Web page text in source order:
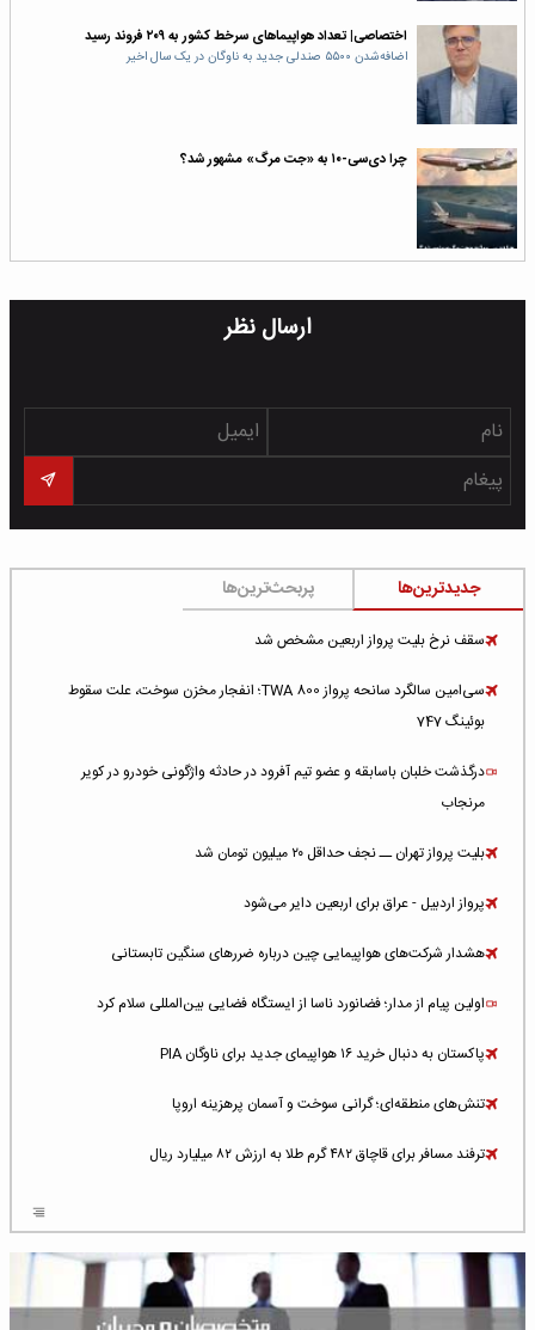
اختصاصی| تعداد هواپیماهای سرخط کشور به ۲۰۹ فروند رسید
اضافه‌شدن ۵۵۰۰ صندلی جدید به ناوگان در یک سال اخیر
چرا دی‌سی-۱۰ به «جت مرگ» مشهور شد؟
ارسال نظر
جدیدترین‌ها پربحث‌ترین‌ها
سقف نرخ بلیت پرواز اربعین مشخص شد
سی‌امین سالگرد سانحه پرواز TWA 800؛ انفجار مخزن سوخت، علت سقوط
بوئینگ 747
درگذشت خلبان باسابقه و عضو تیم آفرود در حادثه واژگونی خودرو در کویر
مرنجاب
بلیت پرواز تهران ــ نجف حداقل ۲۰ میلیون تومان شد
پرواز اردبیل - عراق برای اربعین دایر می‌شود
هشدار شرکت‌های هواپیمایی چین درباره ضررهای سنگین تابستانی
اولین پیام از مدار؛ فضانورد ناسا از ایستگاه فضایی بین‌المللی سلام کرد
پاکستان به دنبال خرید ۱۶ هواپیمای جدید برای ناوگان PIA
تنش‌های منطقه‌ای؛ گرانی سوخت و آسمان پرهزینه اروپا
ترفند مسافر برای قاچاق ۴۸۲ گرم طلا به ارزش ۸۲ میلیارد ریال
شلوغ‌ترین فرودگاه‌های اروپا در ۲۰۲۵: لندن، استانبول و پاریس
پخش زنده پرواز سیزدهم موشک استارشیپ اسپیس‌ایکس [جمعه ساعت ۰۱:۴۵]